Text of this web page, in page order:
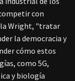
con
Wright, "tratar
la democracia y
cómo estos
como 5G,
y biología